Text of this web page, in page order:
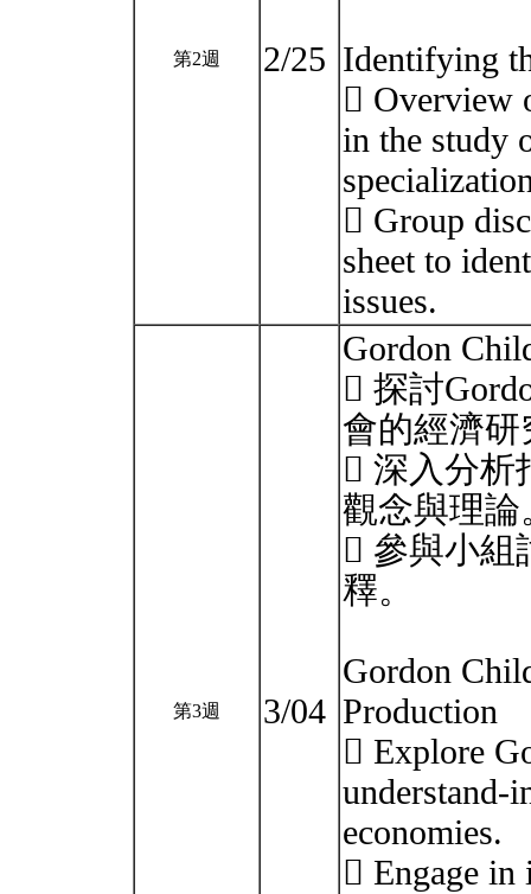
第2週 2/25 Identifying
 Overview
in the study
 Group
sheet to
issues.
第3週 3/04
Gordon
 探討
會的經濟
 深入分析
觀念與理論
 參與小組
釋。
Gordon
Production
 Explore
understand-
economies.
 Engage in